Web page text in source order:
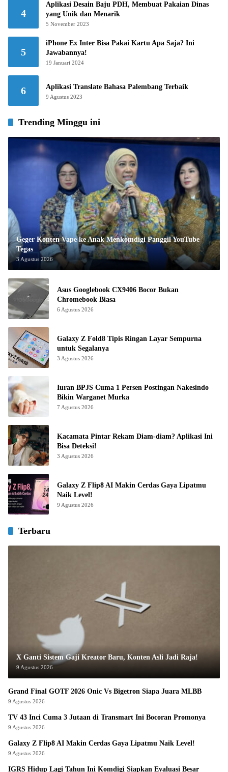
4
Aplikasi Desain Baju PDH, Membuat Pakaian Dinas
yang Unik dan Menarik
5 November 2023
5
iPhone Ex Inter Bisa Pakai Kartu Apa Saja? Ini
Jawabannya!
19 Januari 2024
6 Aplikasi Translate Bahasa Palembang Terbaik
9 Agustus 2023
Trending Minggu ini
Geger Konten Vape ke Anak Menkomdigi Panggil YouTube
Tegas
3 Agustus 2026
Asus Googlebook CX9406 Bocor Bukan
Chromebook Biasa
6 Agustus 2026
Galaxy Z Fold8 Tipis Ringan Layar Sempurna
untuk Segalanya
3 Agustus 2026
Iuran BPJS Cuma 1 Persen Postingan Nakesindo
Bikin Warganet Murka
7 Agustus 2026
Kacamata Pintar Rekam Diam-diam? Aplikasi Ini
Bisa Deteksi!
3 Agustus 2026
Galaxy Z Flip8 AI Makin Cerdas Gaya Lipatmu
Naik Level!
9 Agustus 2026
Terbaru
X Ganti Sistem Gaji Kreator Baru, Konten Asli Jadi Raja!
9 Agustus 2026
Grand Final GOTF 2026 Onic Vs Bigetron Siapa Juara MLBB
9 Agustus 2026
TV 43 Inci Cuma 3 Jutaan di Transmart Ini Bocoran Promonya
9 Agustus 2026
Galaxy Z Flip8 AI Makin Cerdas Gaya Lipatmu Naik Level!
9 Agustus 2026
IGRS Hidup Lagi Tahun Ini Komdigi Siapkan Evaluasi Besar